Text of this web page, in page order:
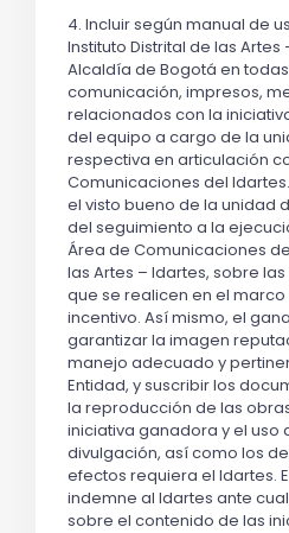
4. Incluir según manual de
Instituto Distrital de las Artes
Alcaldía de Bogotá en
comunicación, impresos,
relacionados con la
del equipo a cargo de la
respectiva en articulación
Comunicaciones del
el visto bueno de la unidad
del seguimiento a la
Área de Comunicaciones
las Artes – Idartes, sobre
que se realicen en el
incentivo. Así mismo, el
garantizar la imagen
manejo adecuado y
Entidad, y suscribir los
la reproducción de las
iniciativa ganadora y el uso
divulgación, así como los
efectos requiera el Idartes.
indemne al Idartes ante
sobre el contenido de las